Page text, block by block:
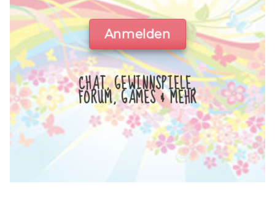
Anmelden
CHAT, GEWINNSPIELE,
FORUM, GAMES & MEHR